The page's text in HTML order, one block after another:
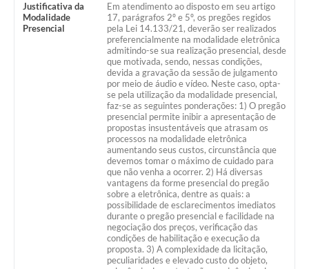
Justificativa da
Modalidade
Presencial
Em atendimento ao disposto em seu artigo
17, parágrafos 2º e 5º, os pregões regidos
pela Lei 14.133/21, deverão ser realizados
preferencialmente na modalidade eletrônica
admitindo-se sua realização presencial, desde
que motivada, sendo, nessas condições,
devida a gravação da sessão de julgamento
por meio de áudio e vídeo. Neste caso, opta-
se pela utilização da modalidade presencial,
faz-se as seguintes ponderações: 1) O pregão
presencial permite inibir a apresentação de
propostas insustentáveis que atrasam os
processos na modalidade eletrônica
aumentando seus custos, circunstância que
devemos tomar o máximo de cuidado para
que não venha a ocorrer. 2) Há diversas
vantagens da forme presencial do pregão
sobre a eletrônica, dentre as quais: a
possibilidade de esclarecimentos imediatos
durante o pregão presencial e facilidade na
negociação dos preços, verificação das
condições de habilitação e execução da
proposta. 3) A complexidade da licitação,
peculiaridades e elevado custo do objeto,